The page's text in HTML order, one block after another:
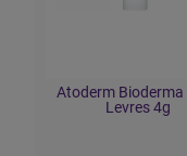
Atoderm Bioderma
Levres 4g